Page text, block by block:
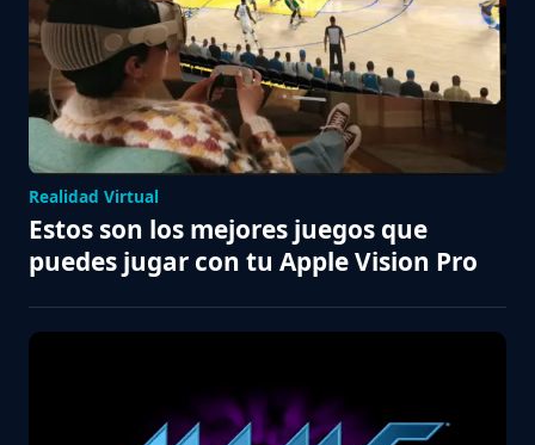
Realidad Virtual
Estos son los mejores juegos que
puedes jugar con tu Apple Vision Pro